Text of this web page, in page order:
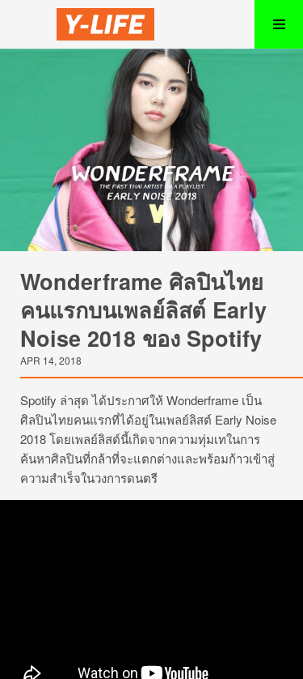
Wonderframe ศิลปินไทย
คนแรกบนเพลย์ลิสต์ Early
Noise 2018 ของ Spotify
APR 14, 2018
Spotify ล่าสุด ได้ประกาศให้ Wonderframe เป็น
ศิลปินไทยคนแรกที่ได้อยู่ในเพลย์ลิสต์ Early Noise
2018 โดยเพลย์ลิสต์นี้เกิดจากความทุ่มเทในการ
ค้นหาศิลปินที่กล้าที่จะแตกต่างและพร้อมก้าวเข้าสู่
ความสำเร็จในวงการดนตรี